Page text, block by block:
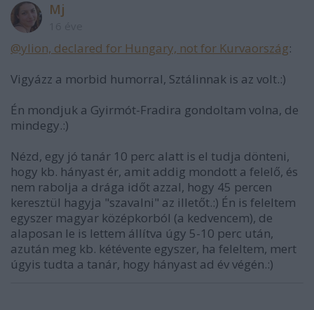
Mj
@ylion, declared for Hungary, not for Kurvaország:
Vigyázz a morbid humorral, Sztálinnak is az volt.:)
Én mondjuk a Gyirmót-Fradira gondoltam volna, de
mindegy.:)
Nézd, egy jó tanár 10 perc alatt is el tudja dönteni,
hogy kb. hányast ér, amit addig mondott a felelő, és
nem rabolja a drága időt azzal, hogy 45 percen
keresztül hagyja "szavalni" az illetőt.:) Én is feleltem
egyszer magyar középkorból (a kedvencem), de
alaposan le is lettem állítva úgy 5-10 perc után,
azután meg kb. kétévente egyszer, ha feleltem, mert
úgyis tudta a tanár, hogy hányast ad év végén.:)